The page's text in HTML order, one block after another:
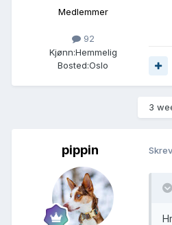
Medlemmer
92
Kjønn:Hemmelig
Bosted:Oslo
3
pippin